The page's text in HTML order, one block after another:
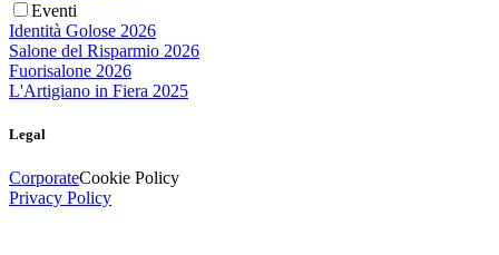
Eventi
Identità Golose 2026
Salone del Risparmio 2026
Fuorisalone 2026
L'Artigiano in Fiera 2025
Legal
CorporateCookie Policy
Privacy Policy